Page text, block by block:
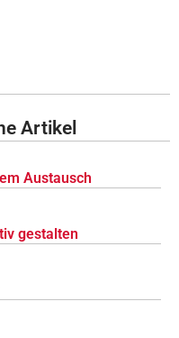
Artikel
Austausch
gestalten